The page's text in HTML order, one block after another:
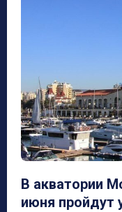
В акватории
июня пройдут